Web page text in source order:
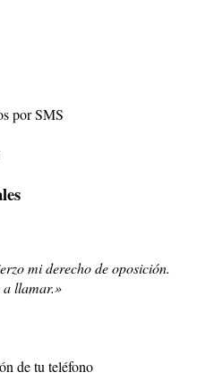
por SMS
mi derecho de oposición.
a llamar.»
de tu teléfono